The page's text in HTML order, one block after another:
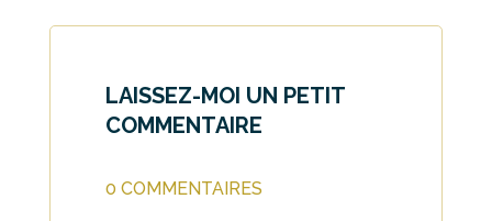
LAISSEZ-MOI UN PETIT
COMMENTAIRE
0 COMMENTAIRES